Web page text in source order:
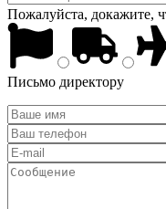
Пожалуйста, докажите,
Письмо директору